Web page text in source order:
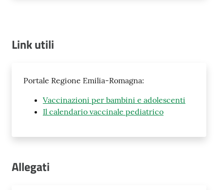
Link utili
Portale Regione Emilia-Romagna:
Vaccinazioni per bambini e adolescenti
Il calendario vaccinale pediatrico
Allegati